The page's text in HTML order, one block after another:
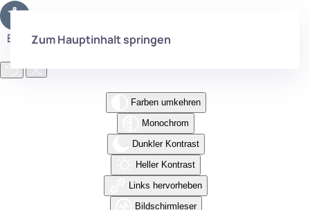
Eingabehilfen öffnen
Farben umkehren
Monochrom
Dunkler Kontrast
Heller Kontrast
Links hervorheben
Bildschirmleser
Zum Hauptinhalt springen